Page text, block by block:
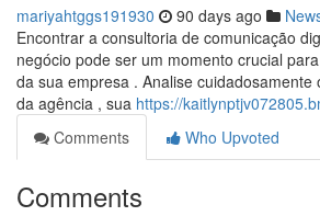
mariyahtggs191930 90 days ago
Encontrar a consultoria de comunicação
negócio pode ser um momento crucial
da sua empresa . Analise cuidadosamente
da agência , sua https://
Comments
Who Upvoted
Comments